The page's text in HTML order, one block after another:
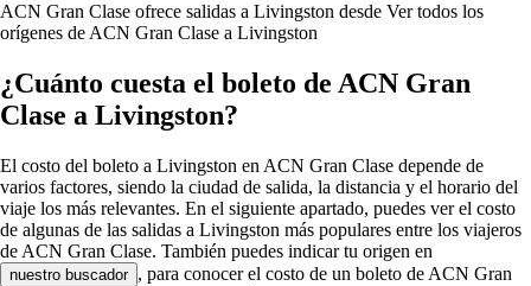
ACN Gran Clase ofrece salidas a Livingston desde Ver todos los
orígenes de ACN Gran Clase a Livingston
¿Cuánto cuesta el boleto de ACN Gran
Clase a Livingston?
El costo del boleto a Livingston en ACN Gran Clase depende de
varios factores, siendo la ciudad de salida, la distancia y el horario del
viaje los más relevantes. En el siguiente apartado, puedes ver el costo
de algunas de las salidas a Livingston más populares entre los viajeros
de ACN Gran Clase. También puedes indicar tu origen en
nuestro buscador , para conocer el costo de un boleto de ACN Gran